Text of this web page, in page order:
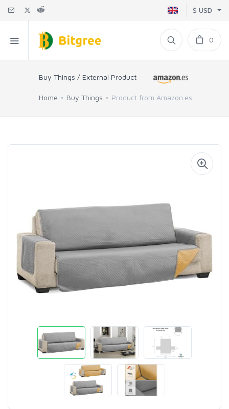
$ USD
0
Buy Things / External Product
Home Buy Things Product from Amazon.es